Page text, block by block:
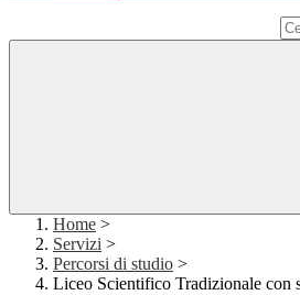
Home >
Servizi >
Percorsi di studio >
Liceo Scientifico Tradizionale con